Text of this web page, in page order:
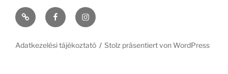
Szécsiszigeti
vendégház
#11
(kein
#368
(kein
Adatkezelési tájékoztató Stolz präsentiert von WordPress